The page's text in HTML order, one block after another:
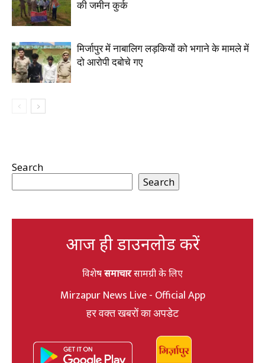
की जमीन कुर्क
मिर्जापुर में नाबालिग लड़कियों को भगाने के मामले में
दो आरोपी दबोचे गए
Search
Search
आज ही डाउनलोड करें
विशेषसमाचारसामग्री के लिए
Mirzapur News Live - Official App
हर वक्त खबरों का अपडेट